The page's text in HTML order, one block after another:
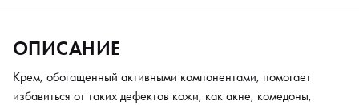
ОПИСАНИЕ
Крем, обогащенный активными компонентами, помогает
избавиться от таких дефектов кожи, как акне, комедоны,